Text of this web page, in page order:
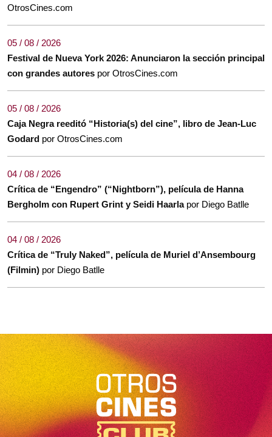
OtrosCines.com
05 / 08 / 2026
Festival de Nueva York 2026: Anunciaron la sección principal
con grandes autores por OtrosCines.com
05 / 08 / 2026
Caja Negra reeditó “Historia(s) del cine”, libro de Jean-Luc
Godard por OtrosCines.com
04 / 08 / 2026
Crítica de “Engendro” (“Nightborn”), película de Hanna
Bergholm con Rupert Grint y Seidi Haarla por Diego Batlle
04 / 08 / 2026
Crítica de “Truly Naked”, película de Muriel d’Ansembourg
(Filmin) por Diego Batlle